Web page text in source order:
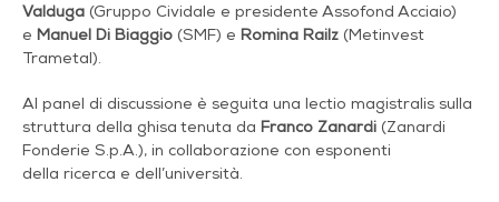
Valduga (Gruppo Cividale e presidente Assofond Acciaio)
e Manuel Di Biaggio (SMF) e Romina Railz (Metinvest
Trametal).
Al panel di discussione è seguita una lectio magistralis sulla
struttura della ghisa tenuta da Franco Zanardi (Zanardi
Fonderie S.p.A.), in collaborazione con esponenti
della ricerca e dell’università.